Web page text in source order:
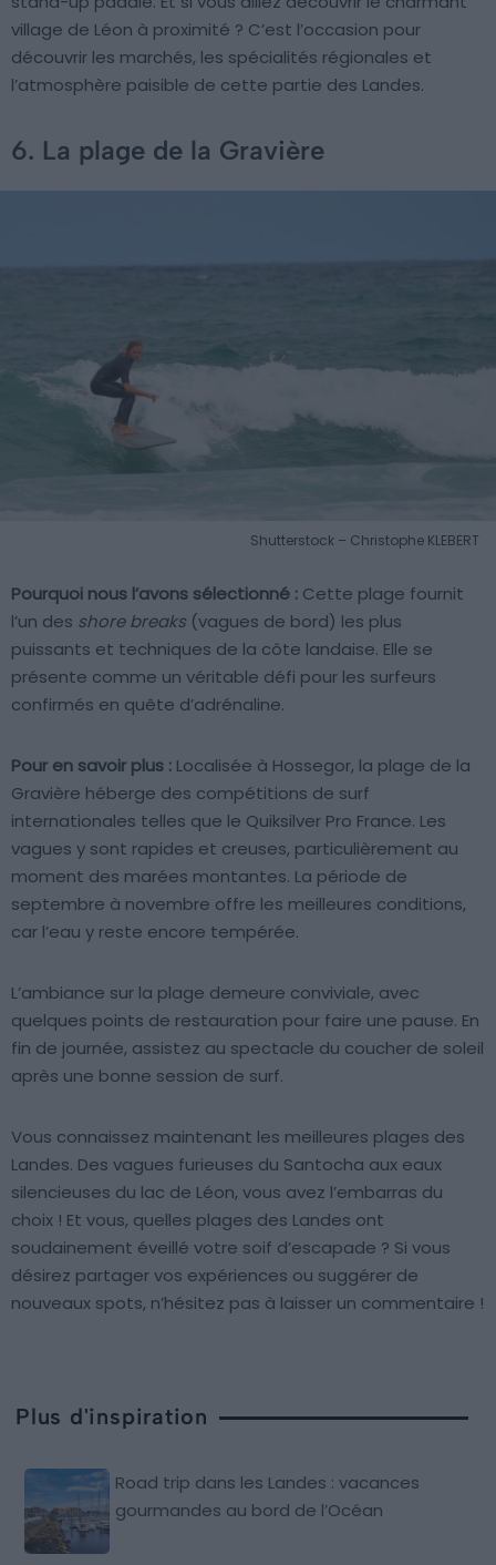
village de Léon à proximité ? C’est l’occasion pour
découvrir les marchés, les spécialités régionales et
l’atmosphère paisible de cette partie des Landes.
6. La plage de la Gravière
Shutterstock – Christophe KLEBERT
Pourquoi nous l’avons sélectionné : Cette plage fournit
l’un des shore breaks (vagues de bord) les plus
puissants et techniques de la côte landaise. Elle se
présente comme un véritable défi pour les surfeurs
confirmés en quête d’adrénaline.
Pour en savoir plus : Localisée à Hossegor, la plage de la
Gravière héberge des compétitions de surf
internationales telles que le Quiksilver Pro France. Les
vagues y sont rapides et creuses, particulièrement au
moment des marées montantes. La période de
septembre à novembre offre les meilleures conditions,
car l’eau y reste encore tempérée.
L’ambiance sur la plage demeure conviviale, avec
quelques points de restauration pour faire une pause. En
fin de journée, assistez au spectacle du coucher de soleil
après une bonne session de surf.
Vous connaissez maintenant les meilleures plages des
Landes. Des vagues furieuses du Santocha aux eaux
silencieuses du lac de Léon, vous avez l’embarras du
choix ! Et vous, quelles plages des Landes ont
soudainement éveillé votre soif d’escapade ? Si vous
désirez partager vos expériences ou suggérer de
nouveaux spots, n’hésitez pas à laisser un commentaire !
Plus d'inspiration
Road trip dans les Landes : vacances
gourmandes au bord de l’Océan